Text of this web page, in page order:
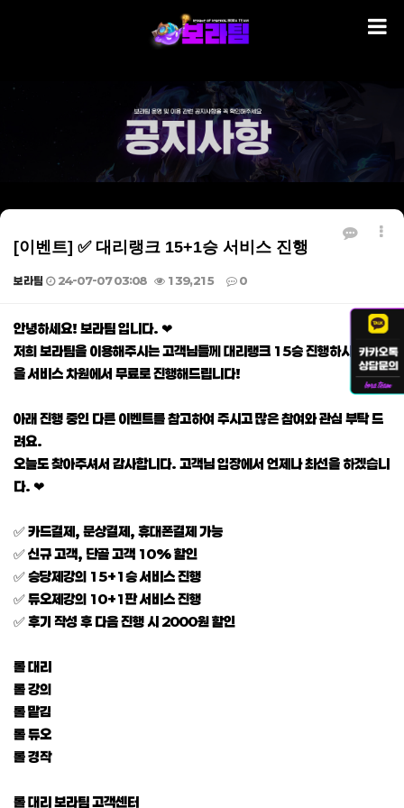
[이벤트] ✅ 대리랭크 15+1승 서비스 진행
보라팀 24-07-07 03:08 139,215 0
본문
안녕하세요! 보라팀 입니다. ❤
저희 보라팀을 이용해주시는 고객님들께 대리랭크 15승 진행하시면 1승
을 서비스 차원에서 무료로 진행해드립니다!
아래 진행 중인 다른 이벤트를 참고하여 주시고 많은 참여와 관심 부탁 드
려요.
오늘도 찾아주셔서 감사합니다. 고객님 입장에서 언제나 최선을 하겠습니
다. ❤
✅ 카드결제, 문상결제, 휴대폰결제 가능
✅ 신규 고객, 단골 고객 10% 할인
✅ 승당제강의 15+1승 서비스 진행
✅ 듀오제강의 10+1판 서비스 진행
✅ 후기 작성 후 다음 진행 시 2000원 할인
롤 대리
롤 강의
롤 맡김
롤 듀오
롤 경작
롤 대리 보라팀 고객센터